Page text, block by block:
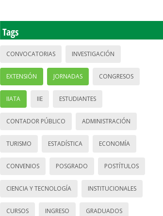
Tags
CONVOCATORIAS INVESTIGACIÓN
EXTENSIÓN JORNADAS CONGRESOS
IIATA IIE ESTUDIANTES
CONTADOR PÚBLICO ADMINISTRACIÓN
TURISMO ESTADÍSTICA ECONOMÍA
CONVENIOS POSGRADO POSTÍTULOS
CIENCIA Y TECNOLOGÍA INSTITUCIONALES
CURSOS INGRESO GRADUADOS